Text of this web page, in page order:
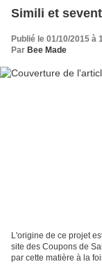
Simili et
Publié le 01/10/2015 à
Par Bee Made
L'origine de ce projet
site des Coupons de
par cette matière à la